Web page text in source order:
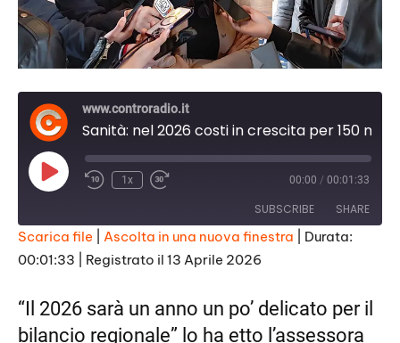
www.controradio.it
Sanità: nel 2026 costi in crescita per 150 mln
Play
Episode
1x 00:00 / 00:01:33
SUBSCRIBE SHARE
SHARE
LINK
EMBED
Scarica file Ascolta in una nuova finestra
Durata:
00:01:33
Registrato il 13 Aprile 2026
“Il 2026 sarà un anno un po’ delicato per il
bilancio regionale” lo ha etto l’assessora